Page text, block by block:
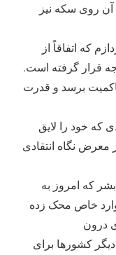
آن روی سکه نیز
که اتفاقاً از
قرار گرفته است.
برسد و قدرت
که خود را لایق
معرض نگاه انتقادی
که امروز به
خاص محک زده
درون
کشورها برای